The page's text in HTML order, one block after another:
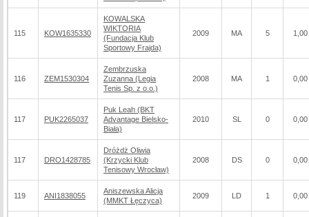
115 KOW1635330
KOWALSKA
WIKTORIA
(Fundacja Klub
Sportowy Frajda)
2009 MA 5 1,00
116 ZEM1530304
Zembrzuska
Zuzanna (Legia
Tenis Sp. z o.o.)
2008 MA 1 0,00
117 PUK2265037
Puk Leah (BKT
Advantage Bielsko-
Biała)
2010 SL 0 0,00
117 DRO1428785
Dróżdż Oliwia
(Krzycki Klub
Tenisowy Wrocław)
2008 DS 0 0,00
119 ANI1838055
Aniszewska Alicja
(MMKT Łęczyca)
2009 LD 1 0,00